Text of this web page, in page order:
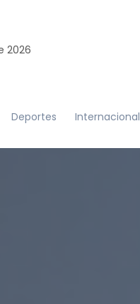
2026
Deportes Internacional